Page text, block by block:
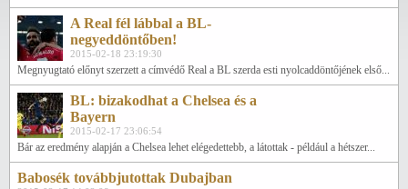
A Real fél lábbal a BL-
negyeddöntőben!
2015-02-18 23:19:30
Megnyugtató előnyt szerzett a címvédő Real a BL szerda esti nyolcaddöntőjének első...
BL: bizakodhat a Chelsea és a
Bayern
2015-02-17 23:06:54
Bár az eredmény alapján a Chelsea lehet elégedettebb, a látottak - például a hétszer...
Babosék továbbjutottak Dubajban